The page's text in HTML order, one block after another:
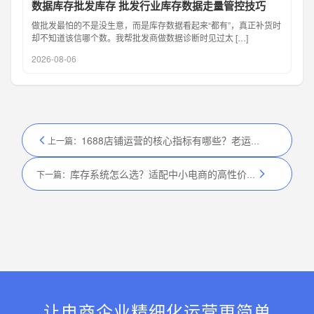
数据库存批发库存 批发行业库存数据走量管控技巧
做批发最怕的不是没生意，而是库存数据看起来“都有”，真正补货时
却不知道该信哪个数。我帮批发商做数据诊断时见过太 […]
2026-08-06
上一篇： 1688店铺运营的核心指标有哪些？老运营私藏的关键指标拆解手册
下一篇： 库存系统怎么选？适配中小电商的高性价比库存管理系统推荐